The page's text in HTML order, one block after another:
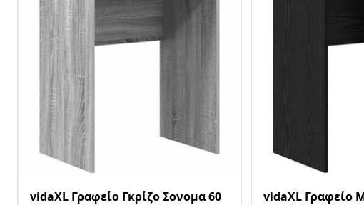
vidaXL Γραφείο Γκρίζο Σονομα 60
vidaXL Γραφείο